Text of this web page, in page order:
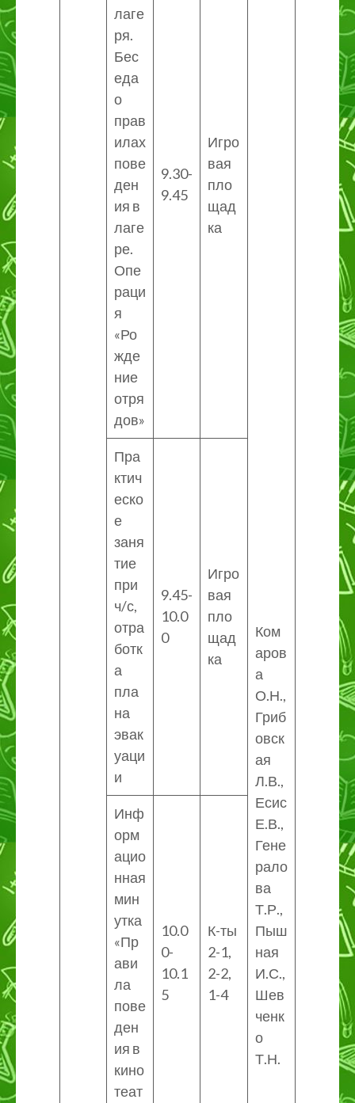
лаге
ря.
Бес
еда
о
прав
илах
пове
ден
ия в
лаге
ре.
Опе
раци
я
«Ро
жде
ние
отря
дов»
9.30-
9.45
Игро
вая
пло
щад
ка
Ком
аров
а
О.Н.,
Гриб
овск
ая
Л.В.,
Есис
Е.В.,
Гене
рало
ва
Т.Р.,
Пыш
ная
И.С.,
Шев
ченк
о
Т.Н.
Пра
ктич
еско
е
заня
тие
при
ч/с,
отра
ботк
а
пла
на
эвак
уаци
и
9.45-
10.0
0
Игро
вая
пло
щад
ка
Инф
орм
ацио
нная
мин
утка
«Пр
ави
ла
пове
ден
ия в
кино
теат
10.0
0-
10.1
5
К-ты
2-1,
2-2,
1-4